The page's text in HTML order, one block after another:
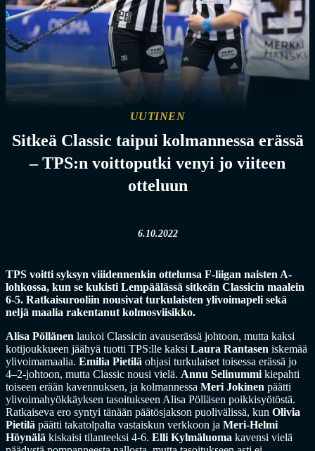
UUTINEN
Sitkeä Classic taipui kolmannessa erässä
– TPS:n voittoputki venyi jo viiteen
otteluun
6.10.2022
TPS voitti syksyn viiidennenkin ottelunsa F-liigan naisten A-
lohkossa, kun se kukisti Lempäälässä sitkeän Classicin maalein
6-5. Ratkaisurooliin nousivat turkulaisten ylivoimapeli sekä
neljä maalia rakentanut kolmosviisikko.
Alisa Pöllänen laukoi Classicin avauserässä johtoon, mutta kaksi
kotijoukkueen jäähyä tuotti TPS:lle kaksi Laura Rantasen iskemää
ylivoimamaalia. Emilia Pietilä ohjasi turkulaiset toisessa erässä jo
4–2-johtoon, mutta Classic nousi vielä. Annu Selinummi kiepahti
toiseen erään kavennuksen, ja kolmannessa Meri Jokinen päätti
ylivoimahyökkäyksen tasoitukseen Alisa Pölläsen poikkisyötöstä.
Ratkaiseva ero syntyi tänään päätösjakson puolivälissä, kun Olivia
Pietilä päätti takatolpalta vastaiskun verkkoon ja Meri-Helmi
Höynälä kiskaisi tilanteeksi 4-6. Elli Kylmäluoma kavensi vielä